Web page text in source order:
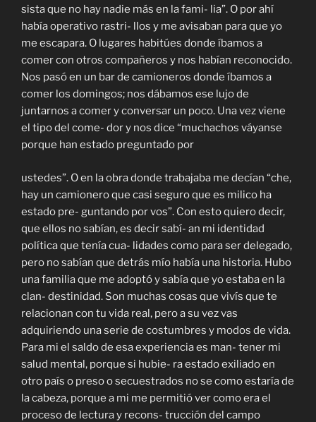
sista que no hay nadie más en la fami- lia”. O por ahí
había operativo rastri- llos y me avisaban para que yo
me escapara. O lugares habitúes donde íbamos a
comer con otros compañeros y nos habían reconocido.
Nos pasó en un bar de camioneros donde íbamos a
comer los domingos; nos dábamos ese lujo de
juntarnos a comer y conversar un poco. Una vez viene
el tipo del come- dor y nos dice “muchachos váyanse
porque han estado preguntado por
ustedes”. O en la obra donde trabajaba me decían “che,
hay un camionero que casi seguro que es milico ha
estado pre- guntando por vos”. Con esto quiero decir,
que ellos no sabían, es decir sabí- an mi identidad
política que tenía cua- lidades como para ser delegado,
pero no sabían que detrás mío había una historia. Hubo
una familia que me adoptó y sabía que yo estaba en la
clan- destinidad. Son muchas cosas que vivís que te
relacionan con tu vida real, pero a su vez vas
adquiriendo una serie de costumbres y modos de vida.
Para mi el saldo de esa experiencia es man- tener mi
salud mental, porque si hubie- ra estado exiliado en
otro país o preso o secuestrados no se como estaría de
la cabeza, porque a mi me permitió ver como era el
proceso de lectura y recons- trucción del campo